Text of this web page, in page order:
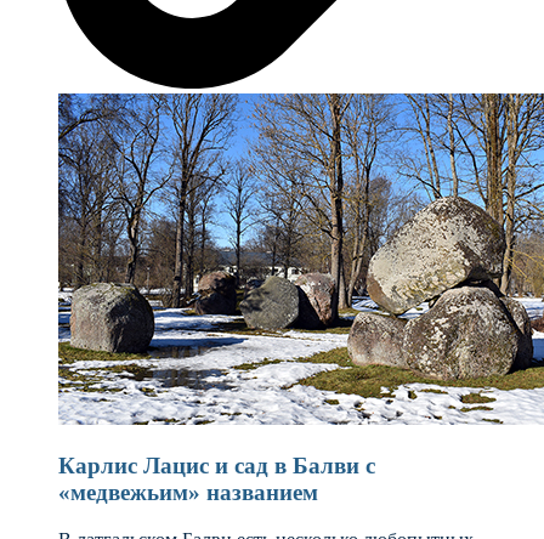
Карлис Лацис и сад в Балви с
«медвежьим» названием